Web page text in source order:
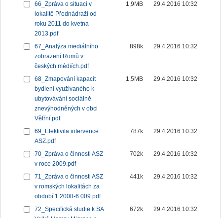
66_Zpráva o situaci v
lokalitě Přednádraží od
roku 2011 do kvetna
2013.pdf
1,9MB 29.4.2016 10:32
67_Analýza mediálního
zobrazení Romů v
českých médiích.pdf
898k 29.4.2016 10:32
68_Zmapování kapacit
bydlení využívaného k
ubytovávání sociálně
znevýhodněných v obci
Větřní.pdf
1,5MB 29.4.2016 10:32
69_Efektivita intervence
ASZ.pdf
787k 29.4.2016 10:32
70_Zpráva o činnosti ASZ
v roce 2009.pdf
702k 29.4.2016 10:32
71_Zpráva o činnosti ASZ
v romských lokalitách za
období 1.2008-6.009.pdf
441k 29.4.2016 10:32
72_Specifická studie k SA
672k 29.4.2016 10:32